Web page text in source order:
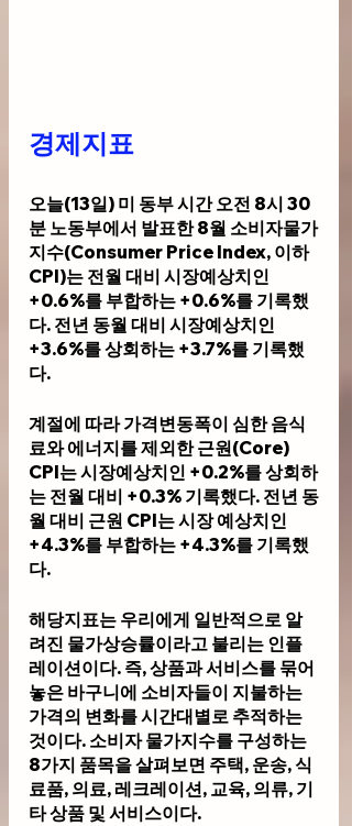
경제지표
오늘(13일) 미 동부 시간 오전 8시 30
분 노동부에서 발표한 8월 소비자물가
지수(Consumer Price Index, 이하
CPI)는 전월 대비 시장예상치인
+0.6%를 부합하는 +0.6%를 기록했
다. 전년 동월 대비 시장예상치인
+3.6%를 상회하는 +3.7%를 기록했
다.
계절에 따라 가격변동폭이 심한 음식
료와 에너지를 제외한 근원(Core)
CPI는 시장예상치인 +0.2%를 상회하
는 전월 대비 +0.3% 기록했다. 전년 동
월 대비 근원 CPI는 시장 예상치인
+4.3%를 부합하는 +4.3%를 기록했
다.
해당지표는 우리에게 일반적으로 알
려진 물가상승률이라고 불리는 인플
레이션이다. 즉, 상품과 서비스를 묶어
놓은 바구니에 소비자들이 지불하는
가격의 변화를 시간대별로 추적하는
것이다. 소비자 물가지수를 구성하는
8가지 품목을 살펴보면 주택, 운송, 식
료품, 의료, 레크레이션, 교육, 의류, 기
타 상품 및 서비스이다.